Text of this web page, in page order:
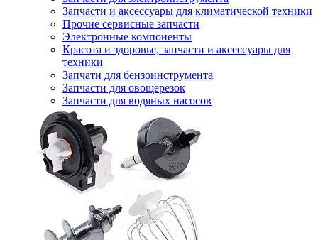
Запчасти и аксессуары для климатической техники
Прочие сервисные запчасти
Электронные компоненты
Красота и здоровье, запчасти и аксессуары для
техники
Запчати для бензоинструмента
Запчасти для овощерезок
Запчасти для водяных насосов